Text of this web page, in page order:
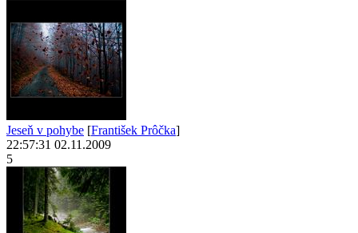
Jeseň v pohybe [František Prôčka]
22:57:31 02.11.2009
5